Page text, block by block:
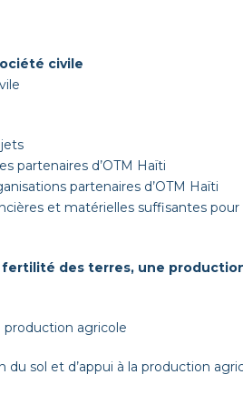
civile
parte­naires d’OTM Haïti
parte­naires d’OTM Haïti
et matérielles suff­isantes
des ter­res, une
pro­duc­tion agricole
sol et d’appui à la pro­duc­tion